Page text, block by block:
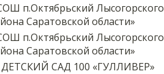
п.Октябрьский Лысогорского
Саратовской области»
п.Октябрьский Лысогорского
Саратовской области»
САД 100 «ГУЛЛИВЕР»